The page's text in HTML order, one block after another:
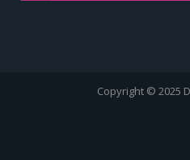
Copyright © 2025